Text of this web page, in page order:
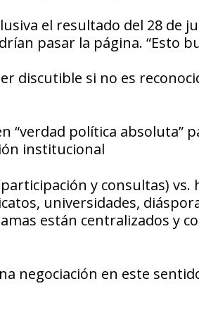
el resultado del 28 de
pasar la página. “Esto
discutible si no es
“verdad política absoluta”
institucional
y consultas)
universidades,
están centralizados y
negociación en este